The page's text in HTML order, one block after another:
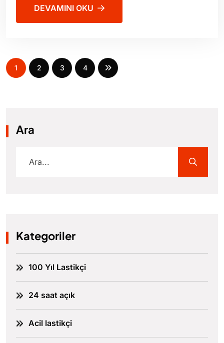
DEVAMINI OKU
1 2 3 4
Ara
Kategoriler
100 Yıl Lastikçi
24 saat açık
Acil lastikçi